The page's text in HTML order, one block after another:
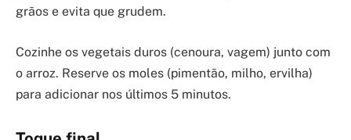
grãos e evita que grudem.
Cozinhe os vegetais duros (cenoura, vagem) junto com
o arroz. Reserve os moles (pimentão, milho, ervilha)
para adicionar nos últimos 5 minutos.